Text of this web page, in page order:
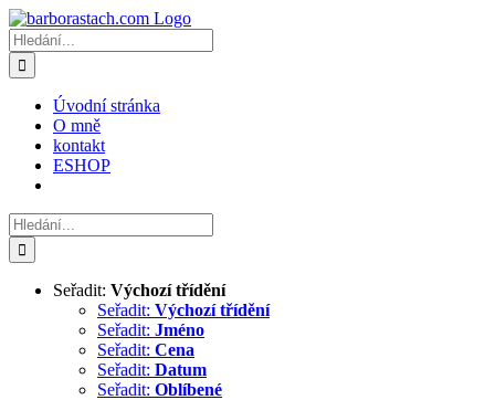
Přeskočit
na
obsah
Hledat:
Úvodní stránka
O mně
kontakt
ESHOP
Hledat:
Seřadit: Výchozí třídění
Seřadit: Výchozí třídění
Seřadit: Jméno
Seřadit: Cena
Seřadit: Datum
Seřadit: Oblíbené